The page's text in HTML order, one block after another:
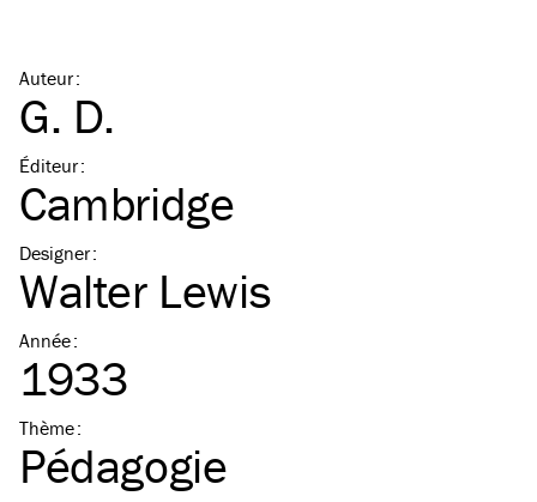
Auteur:
G. D.
Éditeur:
Cambridge
Designer:
Walter Lewis
Année:
1933
Thème:
Pédagogie